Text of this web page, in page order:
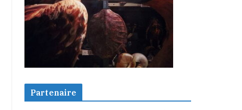
Partenaire